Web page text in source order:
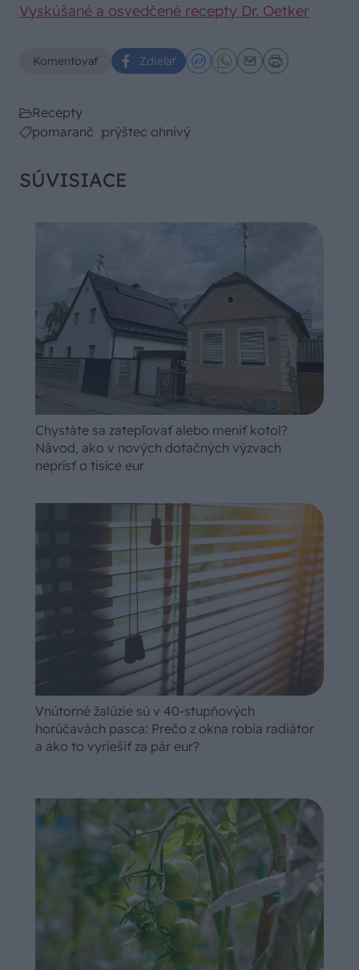
Vyskúšané a osvedčené recepty Dr. Oetker
Komentovať Zdieľať
Recepty
pomaranč prýštec ohnivý
SÚVISIACE
Chystáte sa zatepľovať alebo meniť kotol?
Návod, ako v nových dotačných výzvach
neprísť o tisíce eur
Vnútorné žalúzie sú v 40-stupňových
horúčavách pasca: Prečo z okna robia radiátor
a ako to vyriešiť za pár eur?